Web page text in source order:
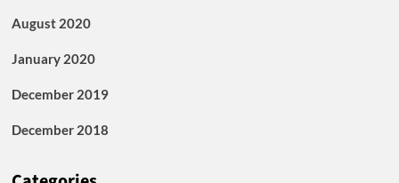
August 2020
January 2020
December 2019
December 2018